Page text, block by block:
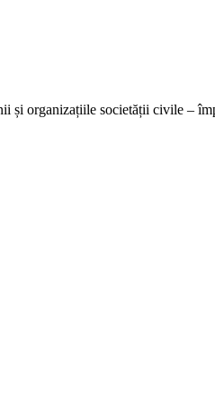
și organizațiile societății civile –